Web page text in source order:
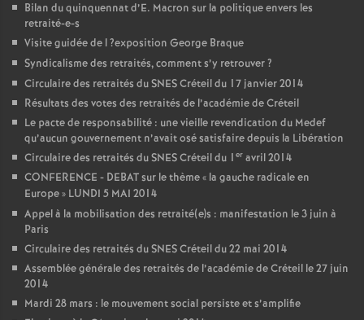
Bilan du quinquennat d’E. Macron sur la politique envers les
retraité-e-s
Visite guidée de l?exposition George Braque
Syndicalisme des retraités, comment s’y retrouver?
Circulaire des retraités duSNESCréteil du 17 janvier 2014
Résultats des votes des retraités de l’académie de Créteil
Le pacte de responsabilité : une vieille revendication du Medef
qu’aucun gouvernement n’avait osé satisfaire depuis la Libération
Circulaire des retraités duSNESCréteil du 1 er avril 2014
CONFERENCE - DEBATsur le thème « la gauche radicale en
Europe» LUNDI 5 MAI 2014
Appel à la mobilisation des retraité(e)s : manifestation le 3 juin à
Paris
Circulaire des retraités duSNESCréteil du 22 mai 2014
Assemblée générale des retraités de l’académie de Créteil le 27 juin
2014
Mardi 28 mars : le mouvement social persiste et s’amplifie